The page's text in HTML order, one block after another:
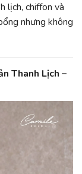
lịch, chiffon và
nhưng không
Thanh Lịch –